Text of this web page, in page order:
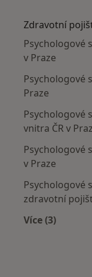
Zdravotní
Psychologové
v Praze
Psychologové
Praze
Psychologové
vnitra ČR v
Psychologové
v Praze
Psychologové
zdravotní
Více (3)